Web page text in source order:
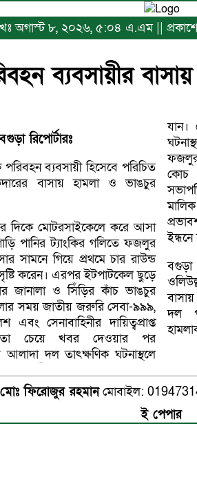
অগাস্ট ৮, ২০২৬, ৫:০৪ এ.এম ||
ব্যবসায়ীর
রিপোর্টারঃ
ব্যবসায়ী হিসেবে পরিচিত
বাসায় হামলা ও ভাঙচুর
দিকে মোটরসাইকেলে করে আসা
পানির ট্যাংকির গলিতে ফজলুর
সামনে গিয়ে প্রথমে চার রাউন্ড
করেন। এরপর ইটপাটকেল ছুড়ে
জানালা ও সিঁড়ির কাঁচ ভাঙচুর
সময় জাতীয় জরুরি সেবা-৯৯৯,
সেনাবাহিনীর দায়িত্বপ্রাপ্ত
চেয়ে খবর দেওয়ার পর
আলাদা দল তাৎক্ষণিক ঘটনাস্থলে
যান।
কোচ
বগুড়া
দল
মোঃ ফিরোজুর রহমানমোবাইল:
ই পেপার